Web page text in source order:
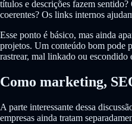
títulos e descrições fazem sentido?
coerentes? Os links internos
Esse ponto é básico, mas ainda
projetos. Um conteúdo bom pode
rastrear, mal linkado ou escondido
Como marketing,
A parte interessante dessa
empresas ainda tratam